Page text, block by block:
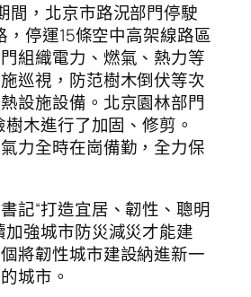
間，北京市路況部門停駛
，停運15條空中高架線路區
組織電力、燃氣、熱力等
巡視，防范樹木倒伏等次
設施設備。北京園林部門
木進行了加固、修剪。
力全時在崗備勤，全力保
記“打造宜居、韌性、聰明
加強城市防災減災才能建
將韌性城市建設納進新一
城市。